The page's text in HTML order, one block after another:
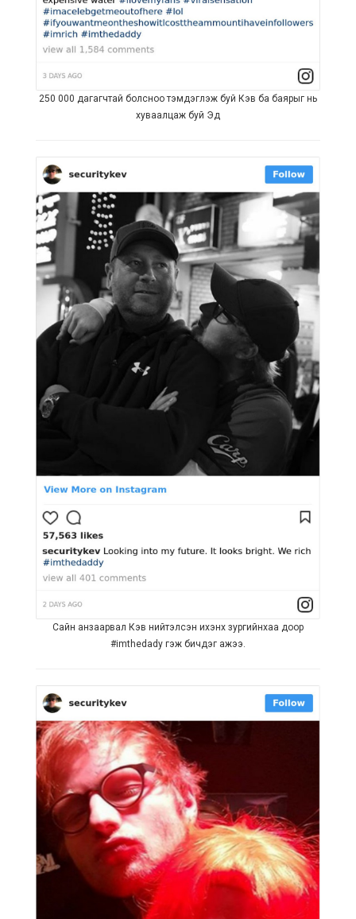
250 000 дагагчтай болсноо тэмдэглэж буй Кэв ба баярыг нь
хуваалцаж буй Эд
Сайн анзаарвал Кэв нийтэлсэн ихэнх зургийнхаа доор
#imthedady гэж бичдэг ажээ.